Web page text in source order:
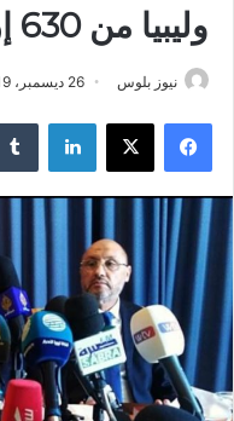
وليبيا من 630 إرهابيا خطيرا
نيوز بلوس 26 ديسمبر، 2019
فيسبوك X لينكدإن